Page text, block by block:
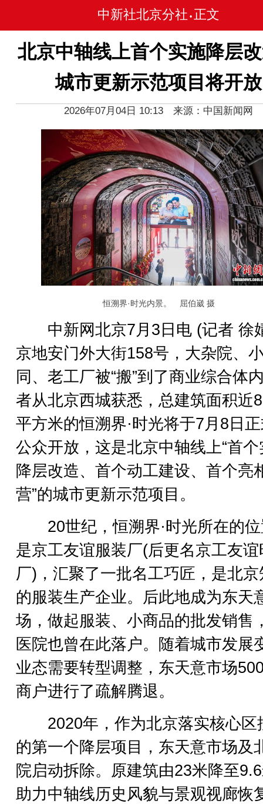
中新社北京分社 • 正文
北京中轴线上首个实施降层
城市更新示范项目将开放
2026年07月04日 10:13 来源：中国新闻网
恒溯界·时光内景。 屈伯崴 摄
中新网北京7月3日电 (记者 徐
京地安门外大街158号，大杂院、
同、老工厂被“搬”到了商业综合体
者从北京西城获悉，总建筑面积近
平方米的恒溯界·时光将于7月8日
公众开放，这是北京中轴线上“首
降层改造、首个动工建设、首个亮
营”的城市更新示范项目。
20世纪，恒溯界·时光所在的位
是京工友谊服装厂(后更名京工友谊
厂)，汇聚了一批名工巧匠，是北京
的服装生产企业。后此地成为东天
场，做起服装、小商品的批发销售
医院也曾在此落户。随着城市发展
业态需要转型调整，东天意市场
商户进行了疏解腾退。
2020年，作为北京落实核心区
的第一个降层项目，东天意市场及
院启动拆除。原建筑由23米降至
助力中轴线历史风貌与景观视廊恢